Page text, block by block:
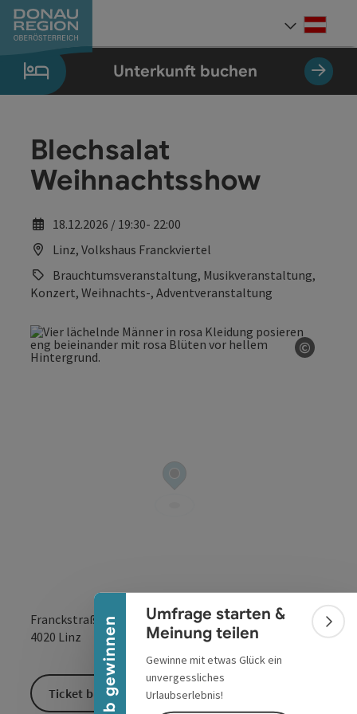
Zum Inhalt
Zur Navigation
Zum Seitenanfang
Zur Kontaktseite
Zum Impressum
Zur Startseite
Banner einklappen
Umfrage starten &
Meinung teilen
Gewinne mit etwas Glück ein
unvergessliches
Urlaubserlebnis!
Unterkunft buchen
Blechsalat
Weihnachtsshow
18.12.2026 / 19:30- 22:00
Linz, Volkshaus Franckviertel
Brauchtumsveranstaltung, Musikveranstaltung,
Konzert, Weihnachts-, Adventveranstaltung
©
Franckstraße 68
4020 Linz in Google
in
Ticket buchen